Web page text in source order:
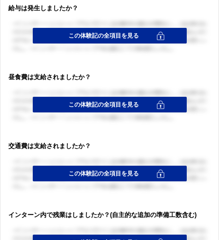
給与は発生しましたか？
昼食費は支給されましたか？
交通費は支給されましたか？
インターン内で残業はしましたか？(自主的な追加の準備工数含む)